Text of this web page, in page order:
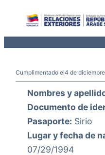
Cumplimentado el4 de
Nombres y
Documento de
Pasaporte: Sirio
Lugar y fecha de
07/29/1994